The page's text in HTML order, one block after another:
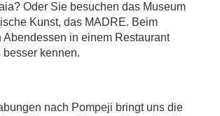
Oder Sie besuchen das Museum
Kunst, das MADRE. Beim
Abendessen in einem Restaurant
besser kennen.
nach Pompeji bringt uns die